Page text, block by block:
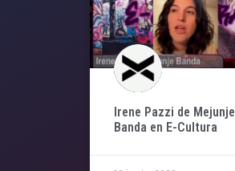
Irene Pazzi de Mejunje
Banda en E-Cultura